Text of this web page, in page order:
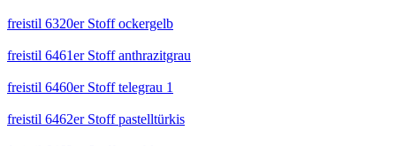
freistil 6320er Stoff ockergelb
freistil 6461er Stoff anthrazitgrau
freistil 6460er Stoff telegrau 1
freistil 6462er Stoff pastelltürkis